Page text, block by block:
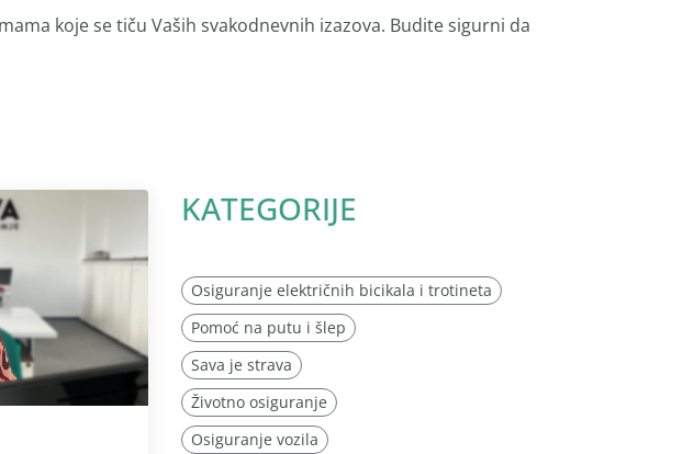
koje se tiču Vaših svakodnevnih izazova. Budite sigurni da
KATEGORIJE
Osiguranje električnih bicikala i trotineta
Pomoć na putu i šlep
Sava je strava
Životno osiguranje
Osiguranje vozila